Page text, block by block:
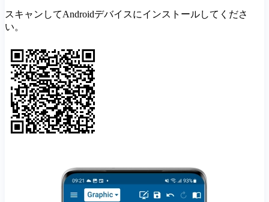
スキャンしてAndroidデバイスにインストールしてくださ
い。